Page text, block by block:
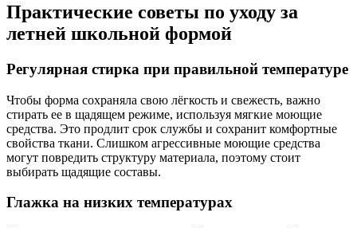
Практические советы по уходу за
летней школьной формой
Регулярная стирка при правильной температуре
Чтобы форма сохраняла свою лёгкость и свежесть, важно
стирать ее в щадящем режиме, используя мягкие моющие
средства. Это продлит срок службы и сохранит комфортные
свойства ткани. Слишком агрессивные моющие средства
могут повредить структуру материала, поэтому стоит
выбирать щадящие составы.
Глажка на низких температурах